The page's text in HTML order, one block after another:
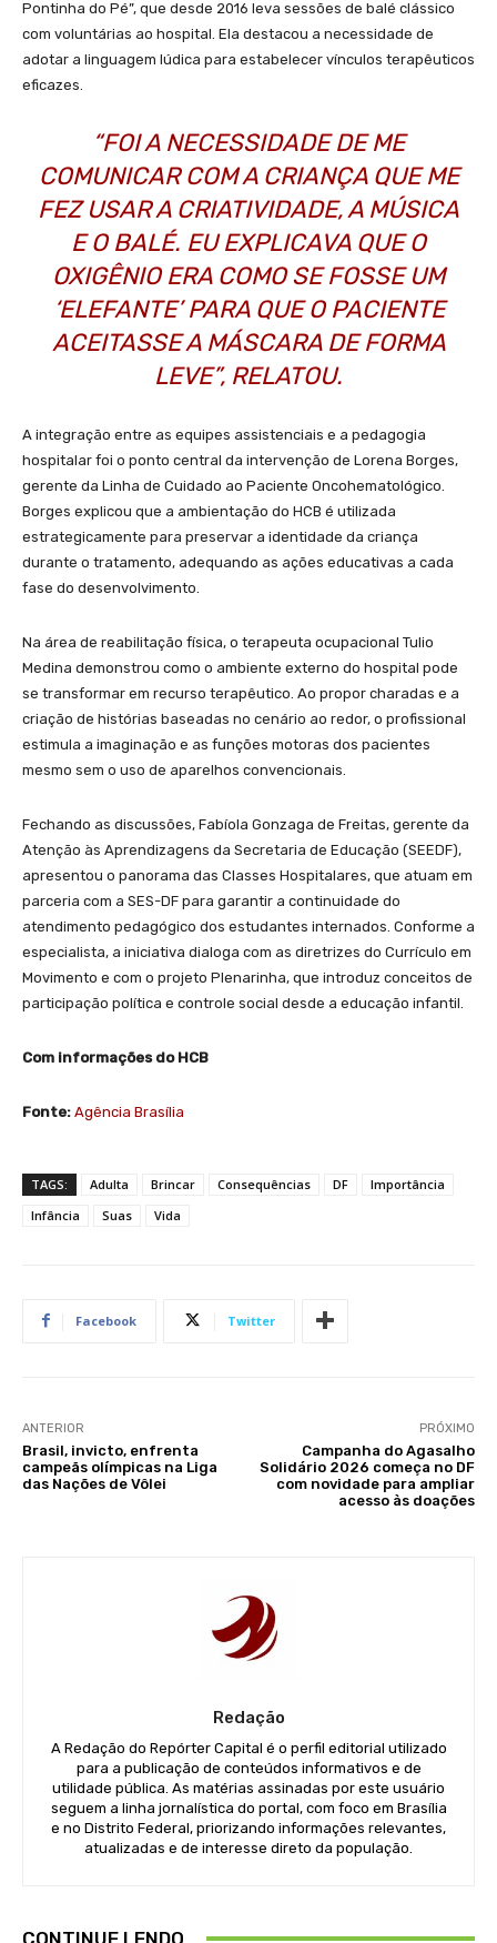
Pontinha do Pé”, que desde 2016 leva sessões de balé clássico
com voluntárias ao hospital. Ela destacou a necessidade de
adotar a linguagem lúdica para estabelecer vínculos terapêuticos
eficazes.
“FOI A NECESSIDADE DE ME
COMUNICAR COM A CRIANÇA QUE ME
FEZ USAR A CRIATIVIDADE, A MÚSICA
E O BALÉ. EU EXPLICAVA QUE O
OXIGÊNIO ERA COMO SE FOSSE UM
‘ELEFANTE’ PARA QUE O PACIENTE
ACEITASSE A MÁSCARA DE FORMA
LEVE”, RELATOU.
A integração entre as equipes assistenciais e a pedagogia
hospitalar foi o ponto central da intervenção de Lorena Borges,
gerente da Linha de Cuidado ao Paciente Oncohematológico.
Borges explicou que a ambientação do HCB é utilizada
estrategicamente para preservar a identidade da criança
durante o tratamento, adequando as ações educativas a cada
fase do desenvolvimento.
Na área de reabilitação física, o terapeuta ocupacional Tulio
Medina demonstrou como o ambiente externo do hospital pode
se transformar em recurso terapêutico. Ao propor charadas e a
criação de histórias baseadas no cenário ao redor, o profissional
estimula a imaginação e as funções motoras dos pacientes
mesmo sem o uso de aparelhos convencionais.
Fechando as discussões, Fabíola Gonzaga de Freitas, gerente da
Atenção às Aprendizagens da Secretaria de Educação (SEEDF),
apresentou o panorama das Classes Hospitalares, que atuam em
parceria com a SES-DF para garantir a continuidade do
atendimento pedagógico dos estudantes internados. Conforme a
especialista, a iniciativa dialoga com as diretrizes do Currículo em
Movimento e com o projeto Plenarinha, que introduz conceitos de
participação política e controle social desde a educação infantil.
Com informações do HCB
Fonte: Agência Brasília
TAGS: Adulta Brincar Consequências DF
Importância
Infância
Suas Vida
Facebook Twitter
ANTERIOR
Brasil, invicto, enfrenta
campeãs olímpicas na Liga
das Nações de Vôlei
PRÓXIMO
Campanha do Agasalho
Solidário 2026 começa no DF
com novidade para ampliar
acesso às doações
Redação
A Redação do Repórter Capital é o perfil editorial utilizado
para a publicação de conteúdos informativos e de
utilidade pública. As matérias assinadas por este usuário
seguem a linha jornalística do portal, com foco em Brasília
e no Distrito Federal, priorizando informações relevantes,
atualizadas e de interesse direto da população.
CONTINUE LENDO